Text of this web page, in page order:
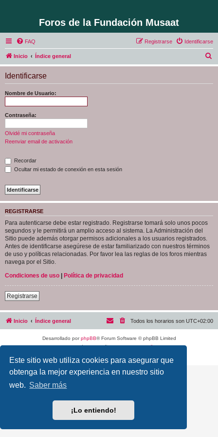
Este sitio web utiliza cookies para asegurar que
obtenga la mejor experiencia en nuestro sitio
web. Saber más
¡Lo entiendo!
Foros de la Fundación Musaat
FAQ Identificarse
Registrarse
Inicio Índice general
u
Identificarse
Nombre de Usuario:
Contraseña:
Olvidé mi contraseña
Reenviar email de activación
Recordar
Ocultar mi estado de conexión en esta sesión
REGISTRARSE
Para autenticarse debe estar registrado. Registrarse tomará solo unos pocos
segundos y le permitirá un amplio acceso al sistema. La Administración del
Sitio puede además otorgar permisos adicionales a los usuarios registrados.
Antes de identificarse asegúrese de estar familiarizado con nuestros términos
de uso y políticas relacionadas. Por favor lea las reglas de los foros mientras
navega por el Sitio.
Condiciones de uso | Política de privacidad
Registrarse
Inicio Índice general Todos los horarios son UTC+02:00
Desarrollado porphpBB® Forum Software © phpBB Limited
Traducción al español porphpBB España